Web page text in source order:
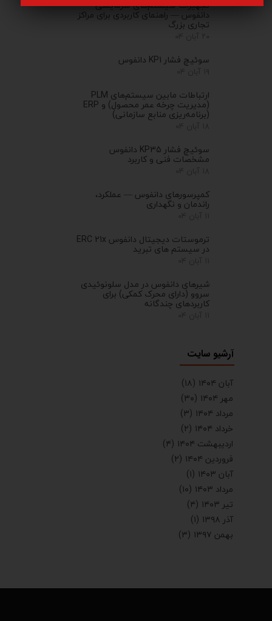
تجهیزات سیستم‌های سرمایشی
دانفوس — راهنمای کاربردی برای مراکز
تجاری بزرگ
سوئیچ فشار KP1 دانفوس
ارتباطات مابین سیستم‌های PLM
(مدیریت چرخه عمر محصول) و ERP
(برنامه‌ریزی منابع سازمانی)
سوئیچ فشار KP35 دانفوس
مشخصات فنی و کاربرد
کمپرسورهای دانفوس — عملکرد،
راندمان و نگهداری
ترموستات دیجیتال دانفوس ERC 21x
در سیستم های تبرید
شیرهای دانفوس در مدل سلونوئیدی
سروو (دارای محرک کمکی) برای
کاربردهای چندگانه
آرشیو سایت
آبان ۱۴۰۴
(۱۸)
مهر ۱۴۰۴
(۳۰)
مرداد ۱۴۰۴
(۳)
خرداد ۱۴۰۴
(۲)
اردیبهشت ۱۴۰۴
(۴)
فروردین ۱۴۰۴
(۲)
آبان ۱۴۰۳
(۱)
مرداد ۱۴۰۳
(۱۰)
تیر ۱۴۰۳
(۴)
آذر ۱۳۹۸
(۱)
بهمن ۱۳۹۷
(۳)